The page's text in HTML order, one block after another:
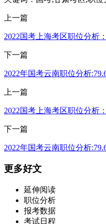
上一篇
2022国考上海考区职位分析
下一篇
2022年国考云南职位分析
上一篇
2022国考上海考区职位分析
下一篇
2022年国考云南职位分析
更多好文
延伸阅读
职位分析
报考数据
考试日程